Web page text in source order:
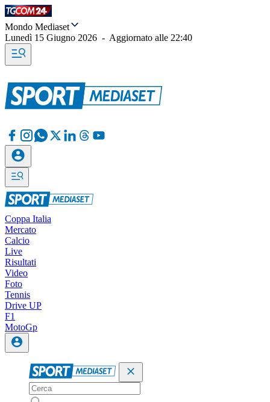
Mondo Mediaset
Lunedì 15 Giugno 2026 - Aggiornato alle 22:40
Coppa Italia
Mercato
Calcio
Live
Risultati
Video
Foto
Tennis
Drive UP
F1
MotoGp